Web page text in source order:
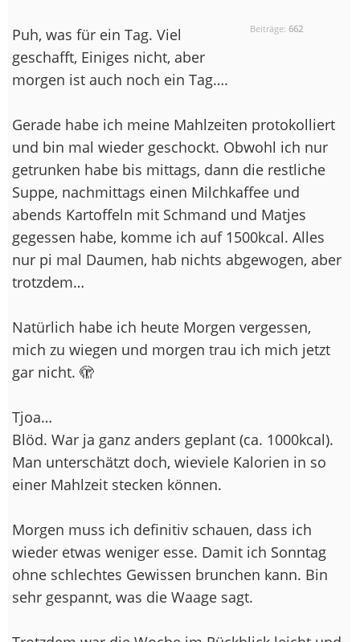
Beiträge:662
Puh, was für ein Tag. Viel
geschafft, Einiges nicht, aber
morgen ist auch noch ein Tag….
Gerade habe ich meine Mahlzeiten protokolliert
und bin mal wieder geschockt. Obwohl ich nur
getrunken habe bis mittags, dann die restliche
Suppe, nachmittags einen Milchkaffee und
abends Kartoffeln mit Schmand und Matjes
gegessen habe, komme ich auf 1500kcal. Alles
nur pi mal Daumen, hab nichts abgewogen, aber
trotzdem…
Natürlich habe ich heute Morgen vergessen,
mich zu wiegen und morgen trau ich mich jetzt
gar nicht. 🫣
Tjoa…
Blöd. War ja ganz anders geplant (ca. 1000kcal).
Man unterschätzt doch, wieviele Kalorien in so
einer Mahlzeit stecken können.
Morgen muss ich definitiv schauen, dass ich
wieder etwas weniger esse. Damit ich Sonntag
ohne schlechtes Gewissen brunchen kann. Bin
sehr gespannt, was die Waage sagt.